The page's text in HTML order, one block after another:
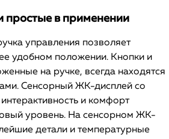
простые в применении
управления позволяет
удобном положении. Кнопки и
на ручке, всегда находятся
Сенсорный ЖК-дисплей со
и комфорт
уровень. На сенсорном ЖК-
детали и температурные